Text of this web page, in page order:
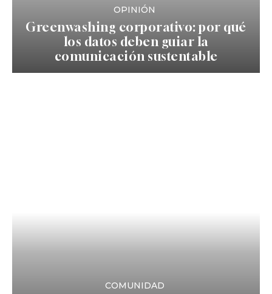
OPINIÓN
Greenwashing corporativo: por qué
los datos deben guiar la
comunicación sustentable
COMUNIDAD